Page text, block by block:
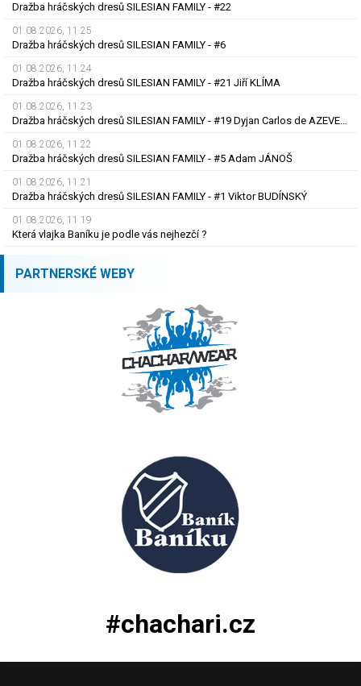
Dražba hráčských dresů SILESIAN FAMILY - #22
01.08.2026, 11.25
Dražba hráčských dresů SILESIAN FAMILY - #6
01.08.2026, 11.24
Dražba hráčských dresů SILESIAN FAMILY - #21 Jiří KLÍMA
01.08.2026, 11.23
Dražba hráčských dresů SILESIAN FAMILY - #19 Dyjan Carlos de AZEVEDO
01.08.2026, 11.22
Dražba hráčských dresů SILESIAN FAMILY - #5 Adam JÁNOŠ
01.08.2026, 11.21
Dražba hráčských dresů SILESIAN FAMILY - #1 Viktor BUDÍNSKÝ
01.08.2026, 11.19
Která vlajka Baníku je podle vás nejhezčí ?
PARTNERSKÉ WEBY
#chachari.cz